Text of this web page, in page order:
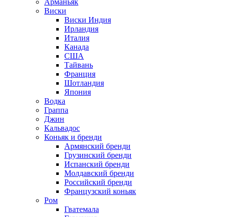
Арманьяк
Виски
Виски Индия
Ирландия
Италия
Канада
США
Тайвань
Франция
Шотландия
Япония
Водка
Граппа
Джин
Кальвадос
Коньяк и бренди
Армянский бренди
Грузинский бренди
Испанский бренди
Молдавский бренди
Российский бренди
Французский коньяк
Ром
Гватемала